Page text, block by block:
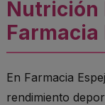
Nutrición
Farmacia
En Farmacia
rendimiento